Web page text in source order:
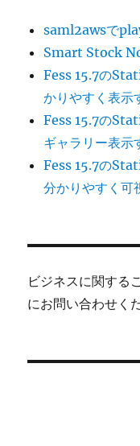
saml2awsで
Smart Stock
Fess 15.7の
かりやすく表示
Fess 15.7の
ギャラリー表示
Fess 15.7の
分かりやすく可
ビジネスに関する
にお問い合わせく